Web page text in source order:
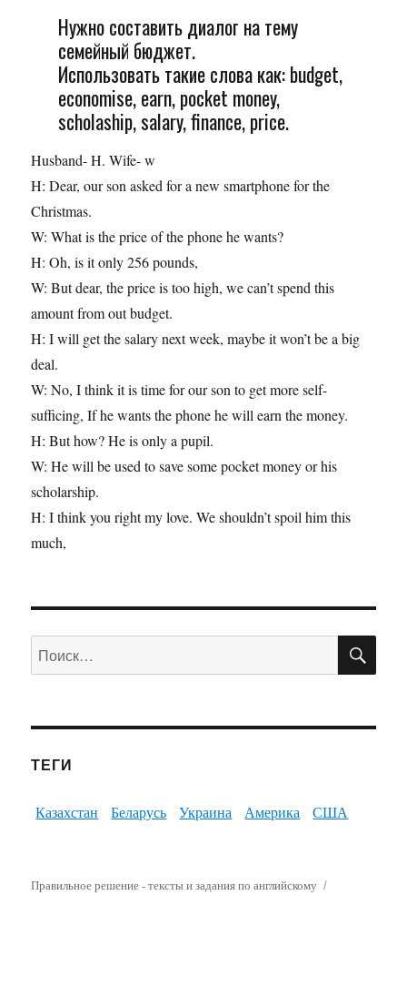
Нужно составить диалог на тему
семейный бюджет.
Использовать такие слова как: budget,
economise, earn, pocket money,
scholaship, salary, finance, price.
Husband- H. Wife- w
H: Dear, our son asked for a new smartphone for the
Christmas.
W: What is the price of the phone he wants?
H: Oh, is it only 256 pounds,
W: But dear, the price is too high, we can’t spend this
amount from out budget.
H: I will get the salary next week, maybe it won’t be a big
deal.
W: No, I think it is time for our son to get more self-
sufficing, If he wants the phone he will earn the money.
H: But how? He is only a pupil.
W: He will be used to save some pocket money or his
scholarship.
H: I think you right my love. We shouldn’t spoil him this
much,
Искать:
ТЕГИ
Казахстан Беларусь Украина Америка США
Правильное решение - тексты и задания по английскому